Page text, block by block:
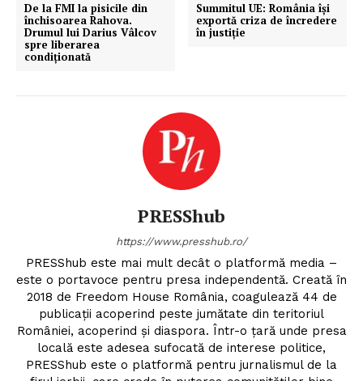
De la FMI la pisicile din
închisoarea Rahova.
Drumul lui Darius Vâlcov
spre liberarea
condiționată
Summitul UE: România își
exportă criza de încredere
în justiție
PRESShub
https://www.presshub.ro/
PRESShub este mai mult decât o platformă media –
este o portavoce pentru presa independentă. Creată în
2018 de Freedom House România, coagulează 44 de
publicații acoperind peste jumătate din teritoriul
României, acoperind și diaspora. Într-o țară unde presa
locală este adesea sufocată de interese politice,
PRESShub este o platformă pentru jurnalismul de la